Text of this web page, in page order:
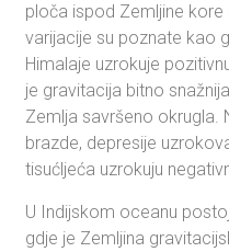
ploča ispod Zemljine kore
varijacije su poznate kao
Himalaje uzrokuje
je gravitacija bitno
Zemlja savršeno okrugla.
brazde, depresije
tisućljeća uzrokuju
U Indijskom oceanu
gdje je Zemljina